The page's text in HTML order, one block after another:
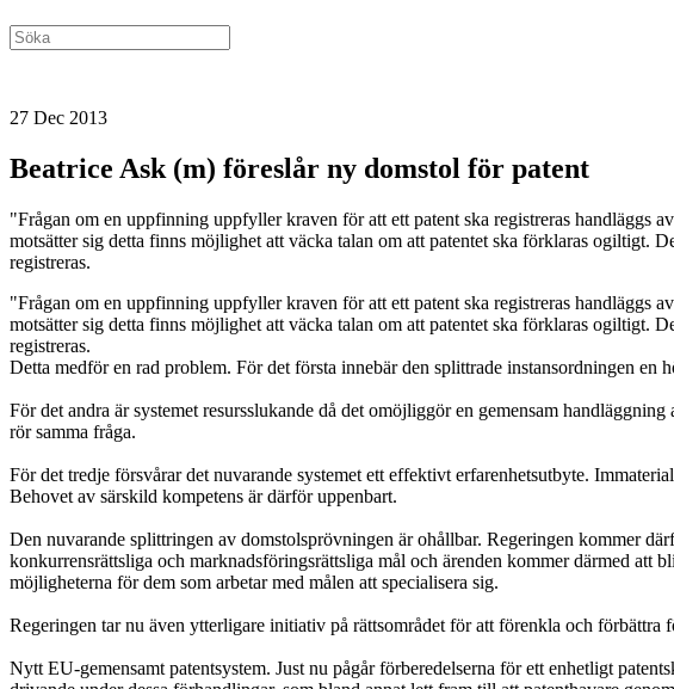
27 Dec 2013
Beatrice Ask (m) föreslår ny domstol för patent
"Frågan om en uppfinning uppfyller kraven för att ett patent ska registreras handläggs
motsätter sig detta finns möjlighet att väcka talan om att patentet ska förklaras ogiltigt.
registreras.
"Frågan om en uppfinning uppfyller kraven för att ett patent ska registreras handläggs
motsätter sig detta finns möjlighet att väcka talan om att patentet ska förklaras ogiltigt.
registreras.
Detta medför en rad problem. För det första innebär den splittrade instansordningen
För det andra är systemet resursslukande då det omöjliggör en gemensam
rör samma fråga.
För det tredje försvårar det nuvarande systemet ett effektivt erfarenhetsutbyte.
Behovet av särskild kompetens är därför uppenbart.
Den nuvarande splittringen av domstolsprövningen är ohållbar. Regeringen kommer
konkurrensrättsliga och marknadsföringsrättsliga mål och ärenden kommer därmed att
möjligheterna för dem som arbetar med målen att specialisera sig.
Regeringen tar nu även ytterligare initiativ på rättsområdet för att förenkla och
Nytt EU-gemensamt patentsystem. Just nu pågår förberedelserna för ett enhetligt